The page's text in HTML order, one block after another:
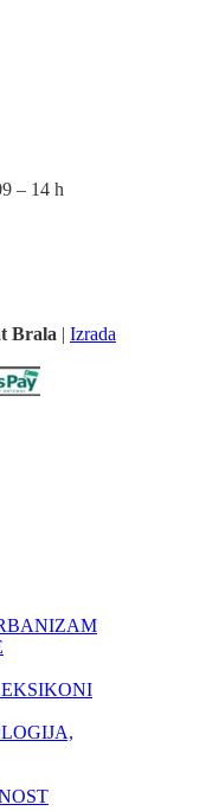
– 14 h
Brala | Izrada